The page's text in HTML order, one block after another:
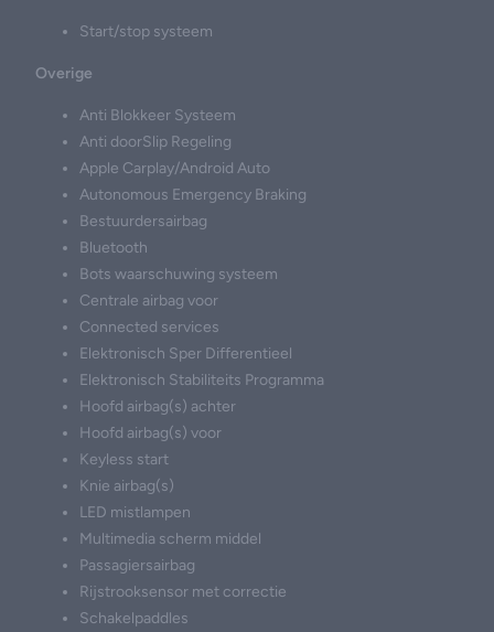
Start/stop systeem
Overige
Anti Blokkeer Systeem
Anti doorSlip Regeling
Apple Carplay/Android Auto
Autonomous Emergency Braking
Bestuurdersairbag
Bluetooth
Bots waarschuwing systeem
Centrale airbag voor
Connected services
Elektronisch Sper Differentieel
Elektronisch Stabiliteits Programma
Hoofd airbag(s) achter
Hoofd airbag(s) voor
Keyless start
Knie airbag(s)
LED mistlampen
Multimedia scherm middel
Passagiersairbag
Rijstrooksensor met correctie
Schakelpaddles